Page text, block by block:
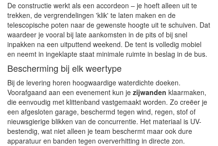
De constructie werkt als een accordeon – je hoeft alleen uit te
trekken, de vergrendelingen 'klik' te laten maken en de
telescopische poten naar de gewenste hoogte uit te schuiven. Dat
waardeer je vooral bij late aankomsten in de pits of bij snel
inpakken na een uitputtend weekend. De tent is volledig mobiel
en neemt in ingeklapte staat minimale ruimte in beslag in de bus.
Bescherming bij elk weertype
Bij de levering horen hoogwaardige waterdichte doeken.
Voorafgaand aan een evenement kun je zijwanden klaarmaken,
die eenvoudig met klittenband vastgemaakt worden. Zo creëer je
een afgesloten garage, beschermd tegen wind, regen, stof of
nieuwsgierige blikken van de concurrentie. Het materiaal is UV-
bestendig, wat niet alleen je team beschermt maar ook dure
apparatuur en banden tegen oververhitting in directe zon.